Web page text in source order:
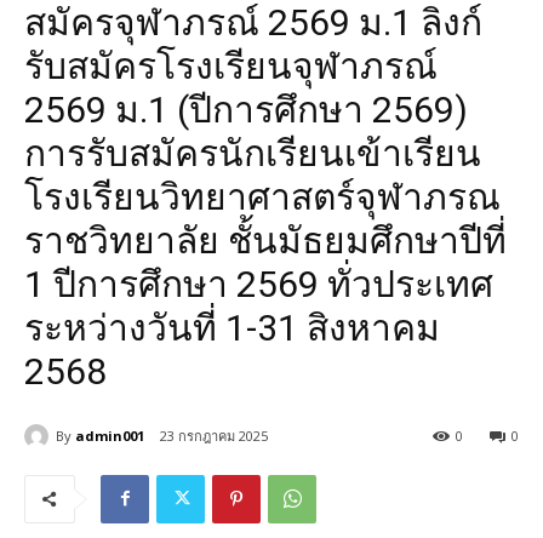
สมัครจุฬาภรณ์ 2569 ม.1 ลิงก์
รับสมัครโรงเรียนจุฬาภรณ์
2569 ม.1 (ปีการศึกษา 2569)
การรับสมัครนักเรียนเข้าเรียน
โรงเรียนวิทยาศาสตร์จุฬาภรณ
ราชวิทยาลัย ชั้นมัธยมศึกษาปีที่
1 ปีการศึกษา 2569 ทั่วประเทศ
ระหว่างวันที่ 1-31 สิงหาคม
2568
By admin001 23 กรกฎาคม 2025 0
0